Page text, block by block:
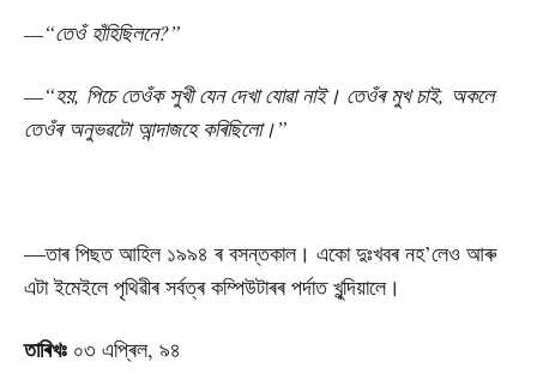
—“তেওঁ হাঁহিছিলনে?”
—“হয়, পিচে তেওঁক সুখী যেন দেখা যোৱা নাই। তেওঁৰ মুখ চাই, অকলে
তেওঁৰ অনুভৱটো আন্দাজহে কৰিছিলো।”
—তাৰ পিছত আহিল ১৯৯৪ ৰ বসন্তকাল। একো দুঃখবৰ নহ’লেও আৰু
এটা ইমেইলে পৃথিৱীৰ সৰ্বত্ৰ কম্পিউটাৰৰ পৰ্দাত খুন্দিয়ালে।
তাৰিখঃ ০৩ এপ্ৰিল, ৯৪